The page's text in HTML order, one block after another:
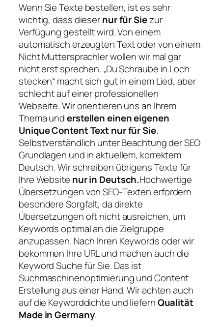
Wenn Sie Texte bestellen, ist es sehr
wichtig, dass diesernur für Siezur
Verfügung gestellt wird. Von einem
automatisch erzeugten Text oder von einem
Nicht Muttersprachler wollen wir mal gar
nicht erst sprechen. „Du Schraube in Loch
stecken“ macht sich gut in einem Lied, aber
schlecht auf einer professionellen
Webseite. Wir orientieren uns an Ihrem
Thema understellen einen eigenen
Unique Content Text nur für Sie.
Selbstverständlich unter Beachtung der SEO
Grundlagen und in aktuellem, korrektem
Deutsch. Wir schreiben übrigens Texte für
Ihre Website nur in Deutsch.Hochwertige
Übersetzungen von SEO-Texten erfordern
besondere Sorgfalt, da direkte
Übersetzungen oft nicht ausreichen, um
Keywords optimal an die Zielgruppe
anzupassen. Nach Ihren Keywords oder wir
bekommen Ihre URL und machen auch die
Keyword Suche für Sie. Das ist
Suchmaschinenoptimierung und Content
Erstellung aus einer Hand. Wir achten auch
auf die Keyworddichte und liefernQualität
Made in Germany.